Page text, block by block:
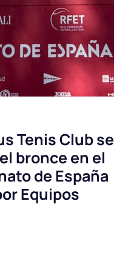
Tenis Club se
bronce en el
de España
Equipos